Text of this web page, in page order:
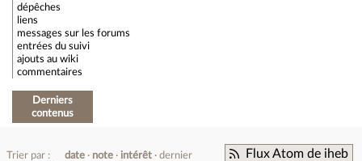
dépêches
liens
messages sur les forums
entrées du suivi
ajouts au wiki
commentaires
Derniers
contenus
Flux Atom de iheb
Trier par : date note intérêt
dernier